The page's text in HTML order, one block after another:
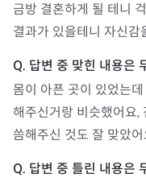
금방 결혼하게 될 테니
결과가 있을테니 자신감
몸이 아픈 곳이 있었는
해주신거랑 비슷했어요,
씀해주신 것도 잘 맞았어